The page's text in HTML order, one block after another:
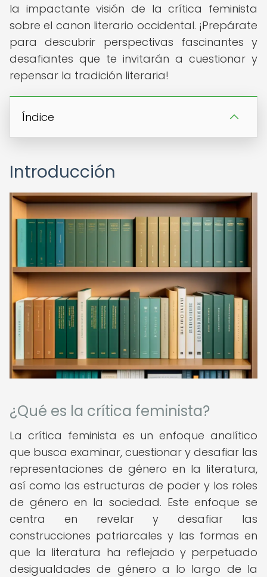
la impactante visión de la crítica feminista
sobre el canon literario occidental. ¡Prepárate
para descubrir perspectivas fascinantes y
desafiantes que te invitarán a cuestionar y
repensar la tradición literaria!
Índice
Introducción
¿Qué es la crítica feminista?
La crítica feminista es un enfoque analítico
que busca examinar, cuestionar y desafiar las
representaciones de género en la literatura,
así como las estructuras de poder y los roles
de género en la sociedad. Este enfoque se
centra en revelar y desafiar las
construcciones patriarcales y las formas en
que la literatura ha reflejado y perpetuado
desigualdades de género a lo largo de la